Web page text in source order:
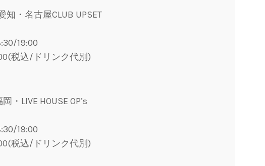
・名古屋CLUB UPSET
19:00
税込/ドリンク代別)
・LIVE HOUSE OP’s
19:00
税込/ドリンク代別)